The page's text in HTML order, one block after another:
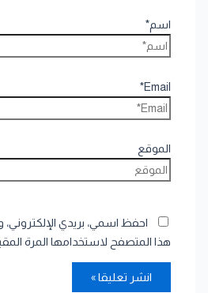
اسم*
Email*
الموقع
احفظ اسمي، بريدي الإلكتروني،
هذا المتصفح لاستخدامها المرة